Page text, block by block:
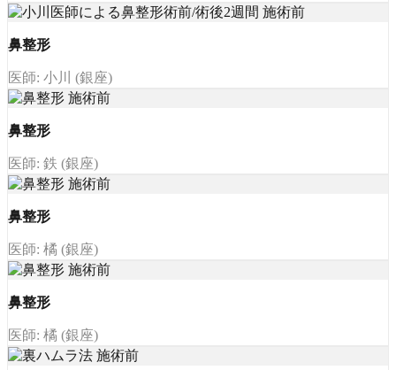
鼻整形
医師: 小川 (銀座)
鼻整形
医師: 鉄 (銀座)
鼻整形
医師: 橘 (銀座)
鼻整形
医師: 橘 (銀座)